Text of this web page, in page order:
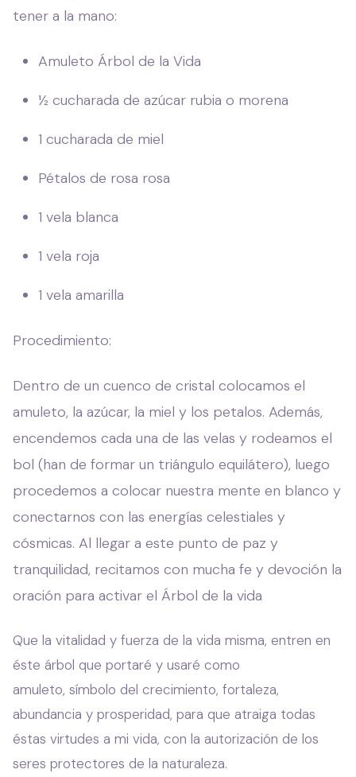
tener a la mano:
Amuleto Árbol de la Vida
½ cucharada de azúcar rubia o morena
1 cucharada de miel
Pétalos de rosa rosa
1 vela blanca
1 vela roja
1 vela amarilla
Procedimiento:
Dentro de un cuenco de cristal colocamos el
amuleto, la azúcar, la miel y los petalos. Además,
encendemos cada una de las velas y rodeamos el
bol (han de formar un triángulo equilátero), luego
procedemos a colocar nuestra mente en blanco y
conectarnos con las energías celestiales y
cósmicas. Al llegar a este punto de paz y
tranquilidad, recitamos con mucha fe y devoción la
oración para activar el Árbol de la vida
Que la vitalidad y fuerza de la vida misma, entren en
éste árbol que portaré y usaré como
amuleto, símbolo del crecimiento, fortaleza,
abundancia y prosperidad, para que atraiga todas
éstas virtudes a mi vida, con la autorización de los
seres protectores de la naturaleza.